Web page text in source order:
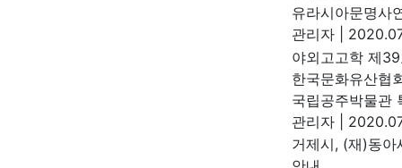
유라시아문명사
관리자
야외고고학 제
한국문화유산협
국립공주박물관
관리자
거제시, (재)동아